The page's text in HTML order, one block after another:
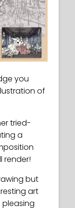
you
of
tried-
a
render!
but
art